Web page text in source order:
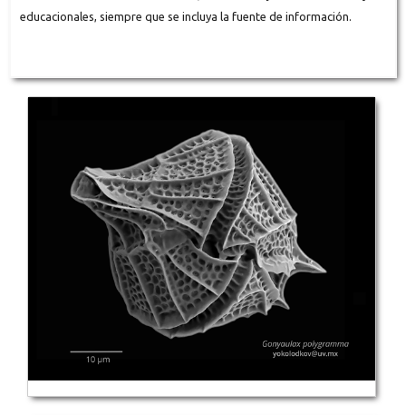
educacionales, siempre que se incluya la fuente de información.